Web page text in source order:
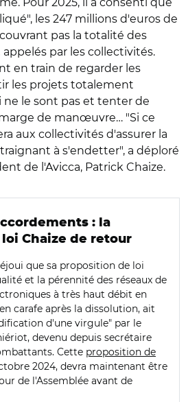
les 247 millions d'euros de
pas la totalité des
par les collectivités.
en train de regarder les
les projets totalement
ne le sont pas et tenter de
de manœuvre… "Si ce
aux collectivités d'assurer la
à s'endetter", a déploré
de l'Avicca, Patrick Chaize.
: la
Chaize de retour
que sa proposition de loi
et la pérennité des réseaux de
à très haut débit en
carafe après la dissolution, ait
d'une virgule" par le
devenu depuis secrétaire
Cette proposition de
2024, devra maintenant être
de l'Assemblée avant de